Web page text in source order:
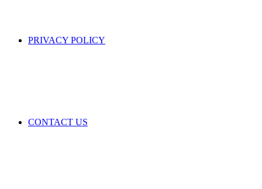
PRIVACY POLICY
CONTACT US